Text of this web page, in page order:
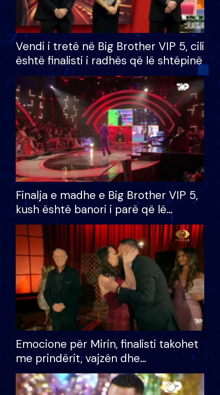
Vendi i tretë në Big Brother VIP 5, cili
është finalisti i radhës që lë shtëpinë
Finalja e madhe e Big Brother VIP 5,
kush është banori i parë që lë
shtëpinë dhe humb mundësinë për
të fituar çmimin e madh
Emocione për Mirin, finalisti takohet
me prindërit, vajzën dhe
bashkëshorten: S’kemi ndonjë letër
divorci apo jo?